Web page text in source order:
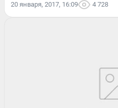
20 января, 2017, 16:09 4 728